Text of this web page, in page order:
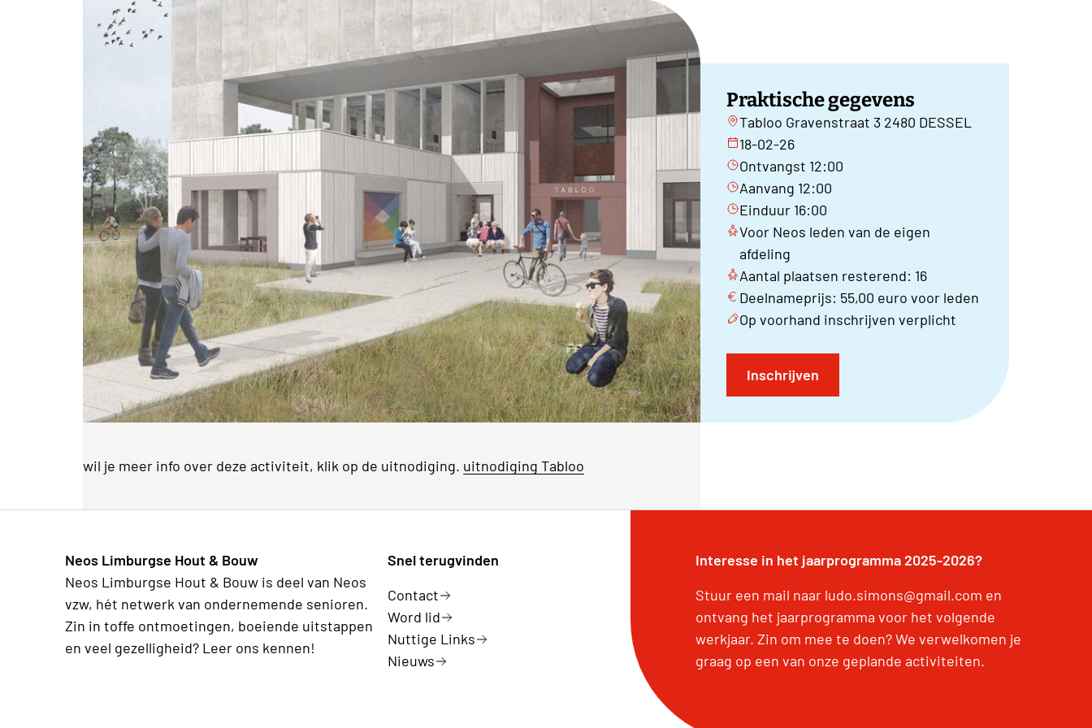
Praktische gegevens
Tabloo Gravenstraat 3 2480 DESSEL
18-02-26
Ontvangst 12:00
Aanvang 12:00
Einduur 16:00
Voor Neos leden van de eigen
afdeling
Aantal plaatsen resterend: 16
Deelnameprijs: 55,00 euro voor leden
Op voorhand inschrijven verplicht
Inschrijven
wil je meer info over deze activiteit, klik op de uitnodiging. uitnodiging Tabloo
Neos Limburgse Hout & Bouw
Neos Limburgse Hout & Bouw is deel van Neos
vzw, hét netwerk van ondernemende senioren.
Zin in toffe ontmoetingen, boeiende uitstappen
en veel gezelligheid? Leer ons kennen!
Snel terugvinden
Contact
Word lid
Nuttige Links
Nieuws
Interesse in het jaarprogramma 2025-2026?
Stuur een mail naar ludo.simons@gmail.com en
ontvang het jaarprogramma voor het volgende
werkjaar. Zin om mee te doen? We verwelkomen je
graag op een van onze geplande activiteiten.